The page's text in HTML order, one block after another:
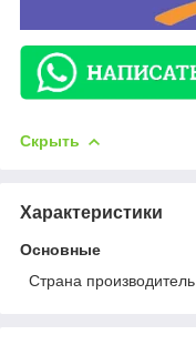
Скрыть
Характеристики
Основные
Страна производитель